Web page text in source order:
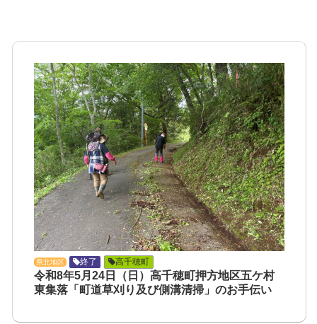
県北地区 終了 高千穂町
令和8年5月24日（日）高千穂町押方地区五ケ村
東集落「町道草刈り及び側溝清掃」のお手伝い